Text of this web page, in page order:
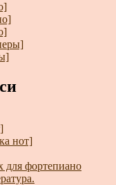
нот]
для фортепиано